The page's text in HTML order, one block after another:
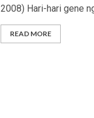
2008) Hari-hari gene
READ MORE